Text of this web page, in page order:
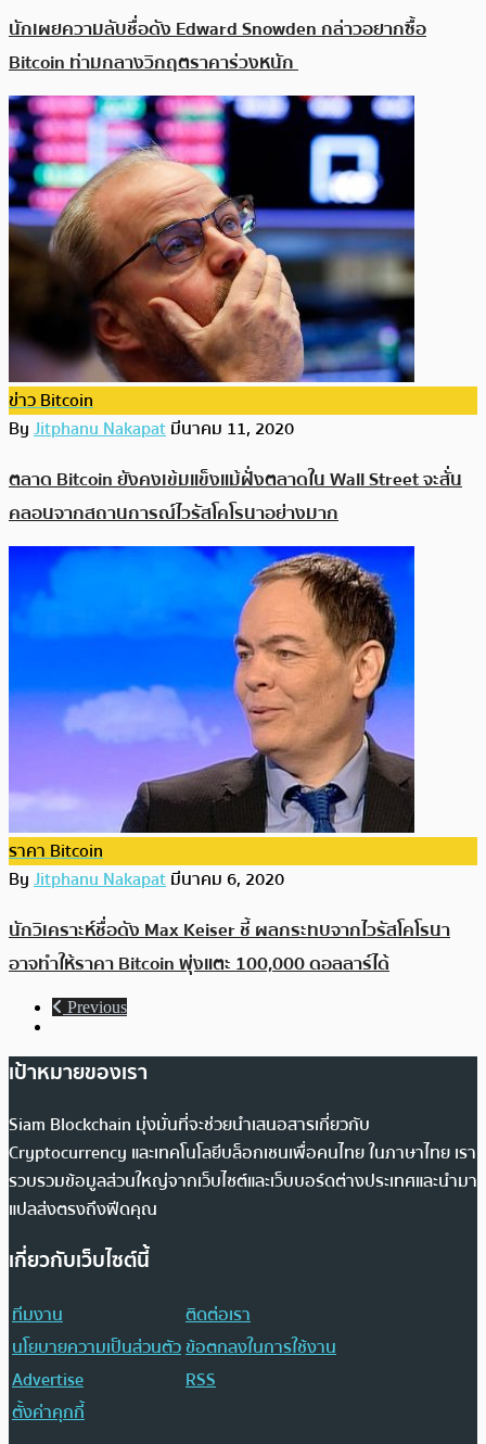
นักเผยความลับชื่อดัง Edward Snowden กล่าวอยากซื้อ
Bitcoin ท่ามกลางวิกฤตราคาร่วงหนัก
ข่าว Bitcoin
ByJitphanu Nakapatมีนาคม 11, 2020
ตลาด Bitcoin ยังคงเข้มแข็งแม้ฝั่งตลาดใน Wall Street จะสั่น
คลอนจากสถานการณ์ไวรัสโคโรนาอย่างมาก
ราคา Bitcoin
ByJitphanu Nakapatมีนาคม 6, 2020
นักวิเคราะห์ชื่อดัง Max Keiser ชี้ ผลกระทบจากไวรัสโคโรนา
อาจทำให้ราคา Bitcoin พุ่งแตะ 100,000 ดอลลาร์ได้
Previous
เป้าหมายของเรา
Siam Blockchain มุ่งมั่นที่จะช่วยนำเสนอสารเกี่ยวกับ
Cryptocurrency และเทคโนโลยีบล็อกเชนเพื่อคนไทย ในภาษาไทย เรา
รวบรวมข้อมูลส่วนใหญ่จากเว็บไซต์และเว็บบอร์ดต่างประเทศและนำมา
แปลส่งตรงถึงฟีดคุณ
เกี่ยวกับเว็บไซต์นี้
ทีมงาน
ติดต่อเรา
นโยบายความเป็นส่วนตัวข้อตกลงในการใช้งาน
Advertise
RSS
ตั้งค่าคุกกี้